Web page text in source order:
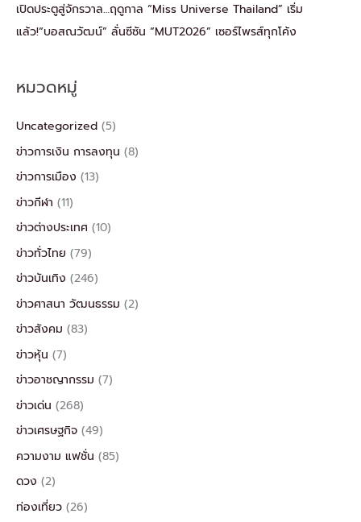
เปิดประตูสู่จักรวาล…ฤดูกาล “Miss Universe Thailand” เริ่ม
แล้ว!“บอสณวัฒน์” ลั่นซีซัน “MUT2026” เซอร์ไพรส์ทุกโค้ง
หมวดหมู่
Uncategorized (5)
ข่าวการเงิน การลงทุน (8)
ข่าวการเมือง (13)
ข่าวกีฬา (11)
ข่าวต่างประเทศ (10)
ข่าวทั่วไทย (79)
ข่าวบันเทิง (246)
ข่าวศาสนา วัฒนธรรม (2)
ข่าวสังคม (83)
ข่าวหุ้น (7)
ข่าวอาชญากรรม (7)
ข่าวเด่น (268)
ข่าวเศรษฐกิจ (49)
ความงาม แฟชั่น (85)
ดวง (2)
ท่องเที่ยว (26)